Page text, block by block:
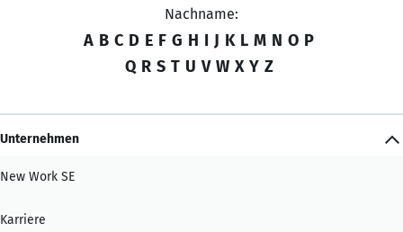
Nachname:
A B C D E F G H I J K L M N O P
Q R S T U V W X Y Z
Unternehmen
New Work SE
Karriere